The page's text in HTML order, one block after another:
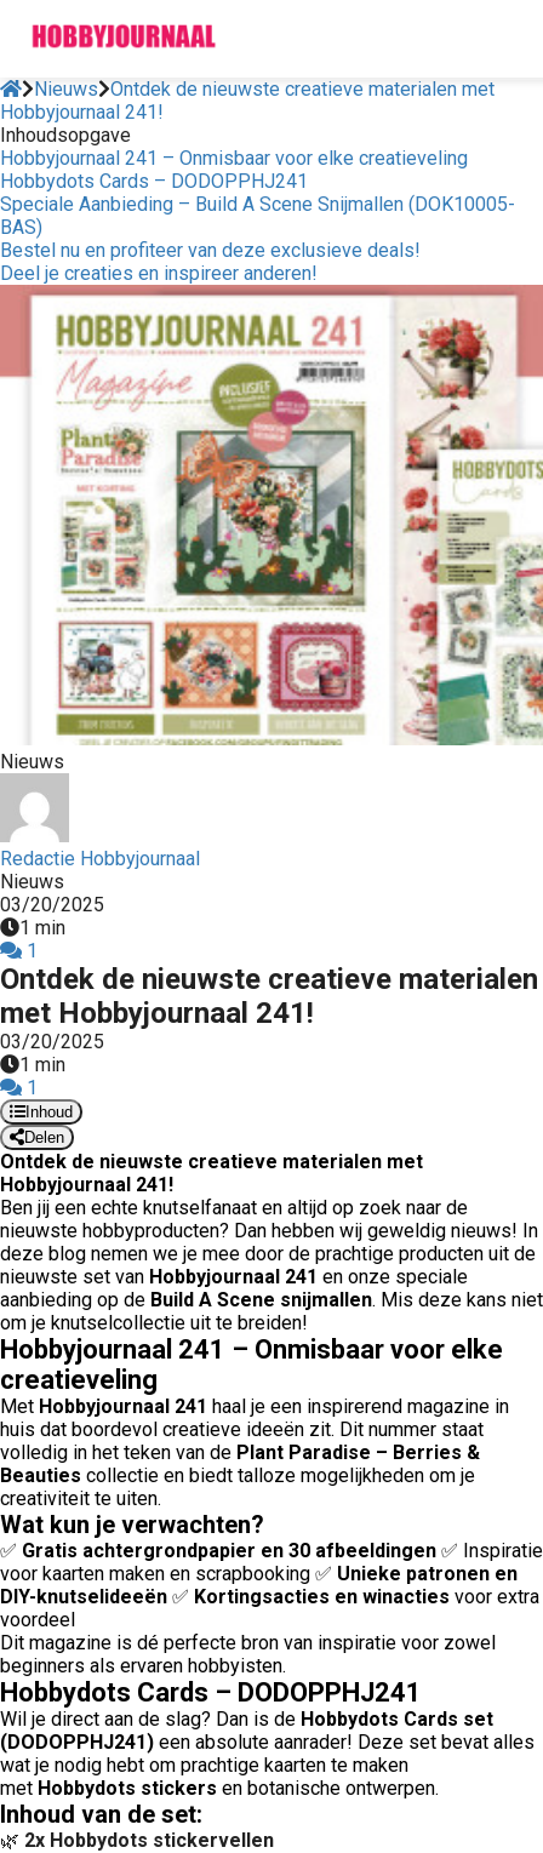
Nieuws Ontdek de nieuwste creatieve materialen met
Hobbyjournaal 241!
Inhoudsopgave
Hobbyjournaal 241 – Onmisbaar voor elke creatieveling
Hobbydots Cards – DODOPPHJ241
Speciale Aanbieding – Build A Scene Snijmallen (DOK10005-
BAS)
Bestel nu en profiteer van deze exclusieve deals!
Deel je creaties en inspireer anderen!
Nieuws
Redactie Hobbyjournaal
Nieuws
03/20/2025
1 min
1
Ontdek de nieuwste creatieve materialen
met Hobbyjournaal 241!
03/20/2025
1 min
1
Inhoud
Delen
Ontdek de nieuwste creatieve materialen met
Hobbyjournaal 241!
Ben jij een echte knutselfanaat en altijd op zoek naar de
nieuwste hobbyproducten? Dan hebben wij geweldig nieuws! In
deze blog nemen we je mee door de prachtige producten uit de
nieuwste set van Hobbyjournaal 241 en onze speciale
aanbieding op de Build A Scene snijmallen. Mis deze kans niet
om je knutselcollectie uit te breiden!
Hobbyjournaal 241 – Onmisbaar voor elke
creatieveling
Met Hobbyjournaal 241 haal je een inspirerend magazine in
huis dat boordevol creatieve ideeën zit. Dit nummer staat
volledig in het teken van de Plant Paradise – Berries &
Beauties collectie en biedt talloze mogelijkheden om je
creativiteit te uiten.
Wat kun je verwachten?
✅ Gratis achtergrondpapier en 30 afbeeldingen ✅ Inspiratie
voor kaarten maken en scrapbooking ✅ Unieke patronen en
DIY-knutselideeën ✅ Kortingsacties en winacties voor extra
voordeel
Dit magazine is dé perfecte bron van inspiratie voor zowel
beginners als ervaren hobbyisten.
Hobbydots Cards – DODOPPHJ241
Wil je direct aan de slag? Dan is de Hobbydots Cards set
(DODOPPHJ241) een absolute aanrader! Deze set bevat alles
wat je nodig hebt om prachtige kaarten te maken
met Hobbydots stickers en botanische ontwerpen.
Inhoud van de set:
🌿 2x Hobbydots stickervellen